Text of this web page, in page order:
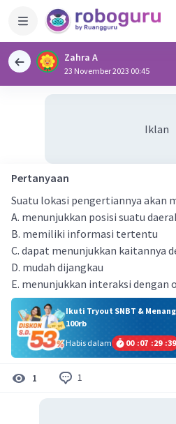
Zahra A
23 November 2023 00:45
Iklan
Pertanyaan
Suatu lokasi pengertiannya akan
A. menunjukkan posisi suatu
B. memiliki informasi tertentu
C. dapat menunjukkan kaitannya
D. mudah dijangkau
E. menunjukkan interaksi dengan
Ikuti Tryout SNBT &
100rb
Habis dalam
00 :07 :29 :38
1 1